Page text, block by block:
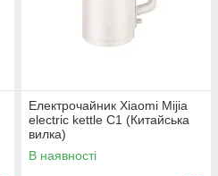
Електрочайник Xiaomi Mijia
electric kettle C1 (Китайська
вилка)
В наявності